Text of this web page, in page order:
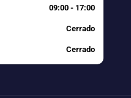
09:00 - 17:00
Cerrado
Cerrado